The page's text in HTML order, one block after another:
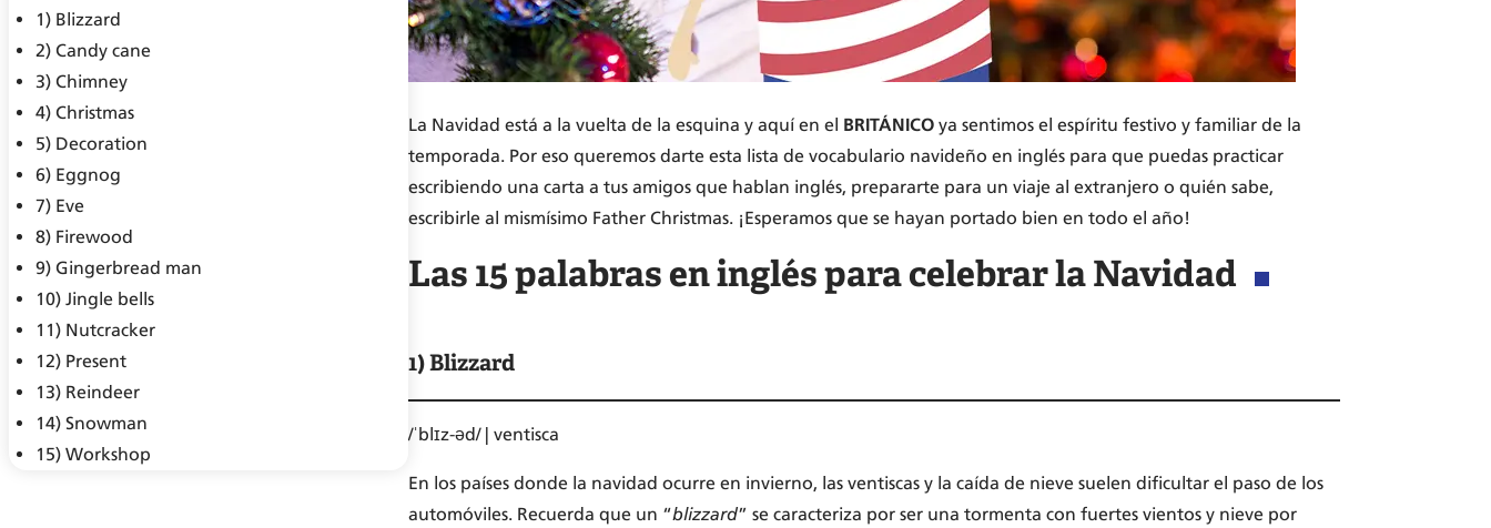
1) Blizzard
2) Candy cane
3) Chimney
4) Christmas
5) Decoration
6) Eggnog
7) Eve
8) Firewood
9) Gingerbread man
10) Jingle bells
11) Nutcracker
12) Present
13) Reindeer
14) Snowman
15) Workshop
La Navidad está a la vuelta de la esquina y aquí en el BRITÁNICO ya sentimos el espíritu festivo y familiar de la
temporada. Por eso queremos darte esta lista de vocabulario navideño en inglés para que puedas practicar
escribiendo una carta a tus amigos que hablan inglés, prepararte para un viaje al extranjero o quién sabe,
escribirle al mismísimo Father Christmas. ¡Esperamos que se hayan portado bien en todo el año!
Las 15 palabras en inglés para celebrar la Navidad
1) Blizzard
/ˈblɪz-əd/ | ventisca
En los países donde la navidad ocurre en invierno, las ventiscas y la caída de nieve suelen dificultar el paso de los
automóviles. Recuerda que un “blizzard” se caracteriza por ser una tormenta con fuertes vientos y nieve por